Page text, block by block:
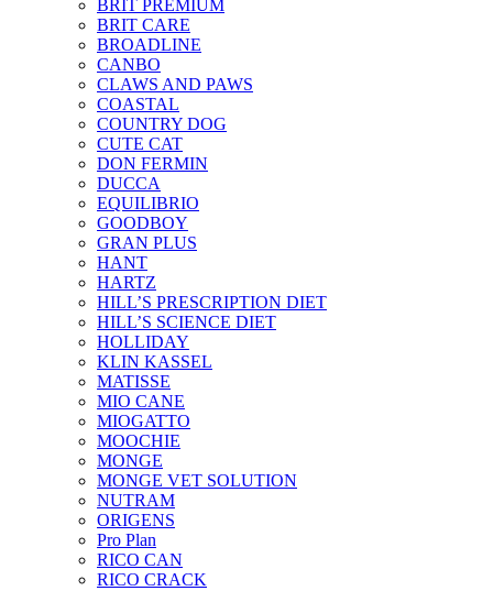
BRIT PREMIUM
BRIT CARE
BROADLINE
CANBO
CLAWS AND PAWS
COASTAL
COUNTRY DOG
CUTE CAT
DON FERMIN
DUCCA
EQUILIBRIO
GOODBOY
GRAN PLUS
HANT
HARTZ
HILL’S PRESCRIPTION DIET
HILL’S SCIENCE DIET
HOLLIDAY
KLIN KASSEL
MATISSE
MIO CANE
MIOGATTO
MOOCHIE
MONGE
MONGE VET SOLUTION
NUTRAM
ORIGENS
Pro Plan
RICO CAN
RICO CRACK